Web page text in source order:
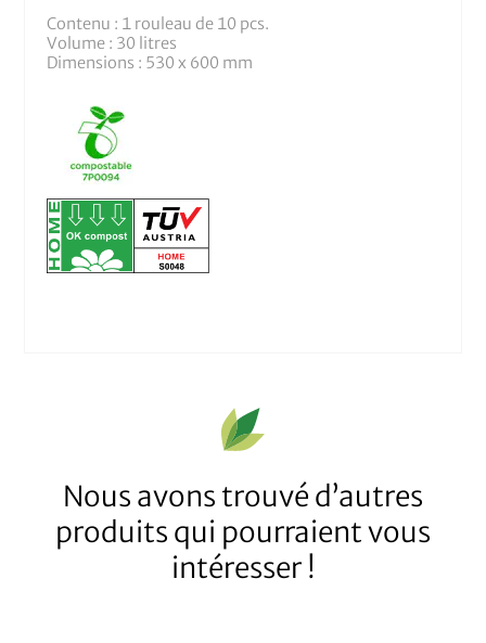
Contenu : 1 rouleau de 10 pcs.
Volume : 30 litres
Dimensions : 530 x 600 mm
Nous avons trouvé d’autres
produits qui pourraient vous
intéresser !